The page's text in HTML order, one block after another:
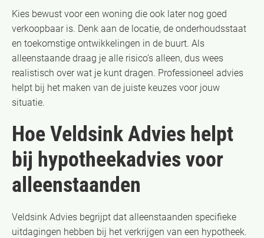
Kies bewust voor een woning die ook later nog goed
verkoopbaar is. Denk aan de locatie, de onderhoudsstaat
en toekomstige ontwikkelingen in de buurt. Als
alleenstaande draag je alle risico’s alleen, dus wees
realistisch over wat je kunt dragen. Professioneel advies
helpt bij het maken van de juiste keuzes voor jouw
situatie.
Hoe Veldsink Advies helpt
bij hypotheekadvies voor
alleenstaanden
Veldsink Advies begrijpt dat alleenstaanden specifieke
uitdagingen hebben bij het verkrijgen van een hypotheek.